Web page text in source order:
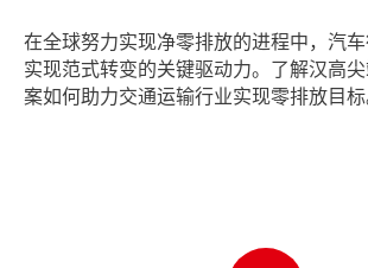
在全球努力实现净零排放的进程中，汽
实现范式转变的关键驱动力。了解汉高
案如何助力交通运输行业实现零排放目标